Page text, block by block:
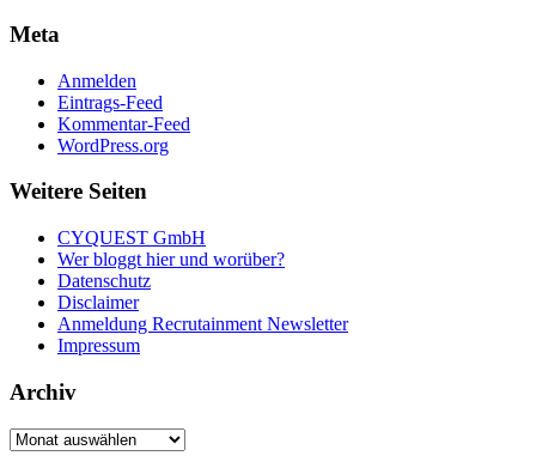
Meta
Anmelden
Eintrags-Feed
Kommentar-Feed
WordPress.org
Weitere Seiten
CYQUEST GmbH
Wer bloggt hier und worüber?
Datenschutz
Disclaimer
Anmeldung Recrutainment Newsletter
Impressum
Archiv
Archiv